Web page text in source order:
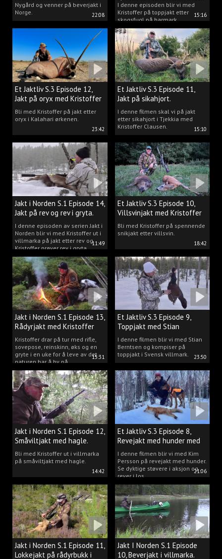
22:08
Nygård og venner på beverjakt i
Norge.
15:16
I denne episoden blir vi med
Kristoffer på toppjakt etter
skogsfugl på barmark.
23:42
Et Jaktliv S.3 Episode 12,
Jakt på oryx med Kristoffer
Clausen
Bli med Kristoffer på jakt etter
oryx i Kalahari ørkenen.
15:10
Et Jaktliv S.3 Episode 11,
Jakt på sikahjort.
I denne filmen skal vi på jakt
etter sikahjort i Tjekkia med
Kristoffer Clausen.
11:49
Jakt i Norden S.1 Episode 14,
Jakt på rev og rev i gryta.
I denne episoden av serien Jakt i
Norden blir vi med Kristoffer ut i
villmarka på jakt etter rev og
Kristoffer prøver rev i gryta.
18:42
Et Jaktliv S.3 Episode 10,
Villsvinjakt med Kristoffer
Bli med Kristoffer på spennende
snikjakt etter villsvin.
15:31
Jakt i Norden S.1 Episode 13,
Rådyrjakt med Kristoffer
Clausen
Kristoffer drar på tur med rifle,
sovepose, reinskinn, øks og en
gryte i en uke for å leve av det
naturen har å by på.
23:50
Et Jaktliv S.3 Episode 9,
Toppjakt med Stian
Berntsen
I denne filmen blir vi med Stian
Berntsen og kompiser på
toppjakt i Svensk villmark.
14:42
Jakt i Norden S.1 Episode 12,
Småviltjakt med hagle.
Bli med Kristoffer ut i villmarka
på småviltjakt med hagle.
21:06
Et Jaktliv S.3 Episode 8,
Revejakt med hunder med
Kim Persson.
I denne filmen blir vi med Kim
Persson på revejakt med hunder.
Se dyktige støvere i aksjon og
rever i los.
Jakt i Norden S.1 Episode 11,
Lokkejakt på rådyrbukk i
Jakt I Norden S.1 Episode
10, Beverjakt i villmarka.